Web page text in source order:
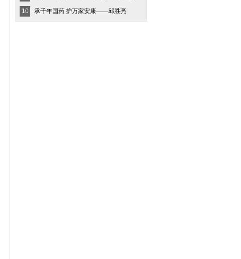
10 承千年国药 护万家安康——邱胜亮